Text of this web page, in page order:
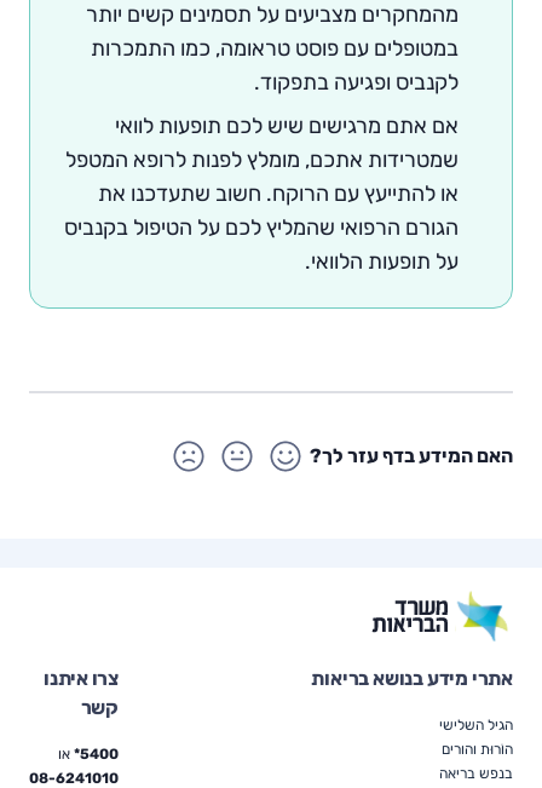
מהמחקרים מצביעים על תסמינים קשים יותר
במטופלים עם פוסט טראומה, כמו התמכרות
לקנביס ופגיעה בתפקוד.
אם אתם מרגישים שיש לכם תופעות לוואי
שמטרידות אתכם, מומלץ לפנות לרופא המטפל
או להתייעץ עם הרוקח. חשוב שתעדכנו את
הגורם הרפואי שהמליץ לכם על הטיפול בקנביס
על תופעות הלוואי.
האם המידע בדף עזר לך?
אתרי מידע בנושא בריאות
הגיל השלישי
הוֹרוּת והורים
בנפש בריאה
צרו איתנו
קשר
5400* או
08-6241010